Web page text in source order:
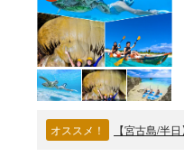
オススメ！